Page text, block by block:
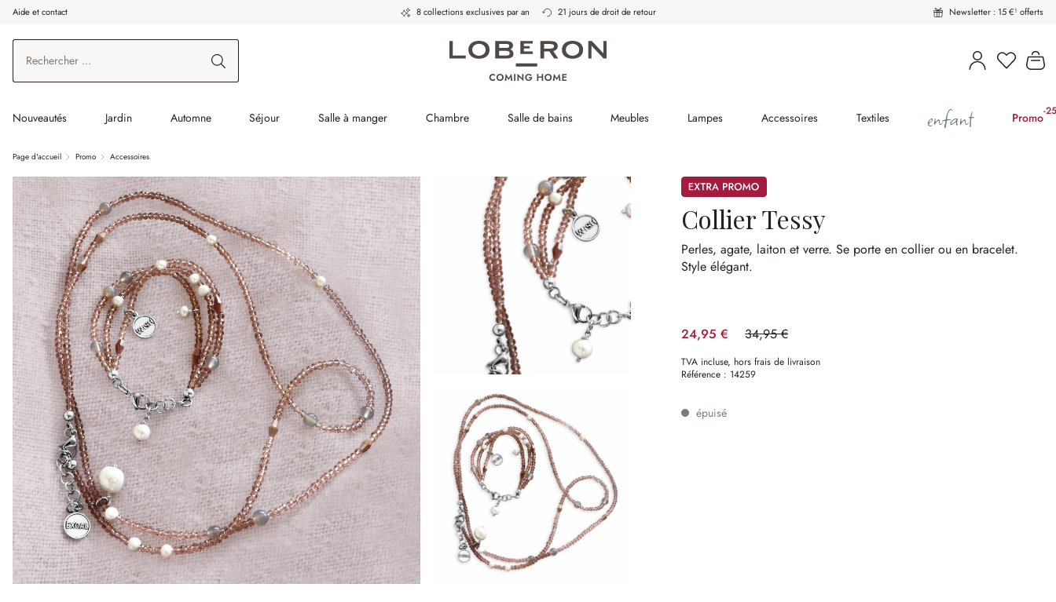
au contenu principal
Aller à la recherche
Aller à la navigation principale
Aide et contact 8 collections exclusives par an 21 jours de droit de retour Newsletter : 15 €¹ offerts
Vous
Nouveautés Jardin Automne Séjour Salle à manger Chambre Salle de bains Meubles Lampes Accessoires Textiles enfant Promo-
Page d'accueil Promo Accessoires
Promos
Collier Tessy
Perles, agate, laiton et verre.Se porte en collier ou en bracelet.
Style élégant.
24,95 € 34,95 €
(28.61%spared)
TVA incluse, hors frais de livraison
Référence : 14259
épuisé